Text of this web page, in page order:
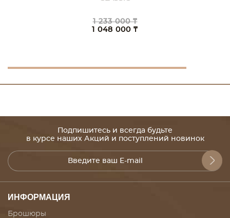
1 233 000 ₸
1 048 000 ₸
Подпишитесь и всегда будьте
в курсе наших Акций и поступлений новинок
ИНФОРМАЦИЯ
Брошюры